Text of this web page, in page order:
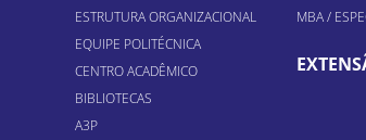
ESTRUTURA ORGANIZACIONAL
EQUIPE POLITÉCNICA
CENTRO ACADÊMICO
BIBLIOTECAS
A3P
MBA /